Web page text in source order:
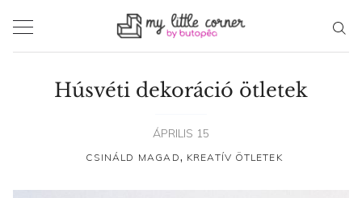
Húsvéti dekoráció ötletek
ÁPRILIS 15
CSINÁLD MAGAD, KREATÍV ÖTLETEK